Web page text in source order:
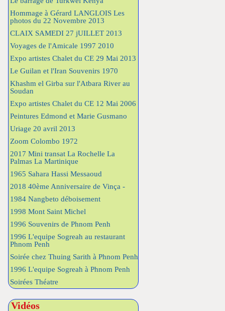
Hommage à Gérard LANGLOIS Les
photos du 22 Novembre 2013
CLAIX SAMEDI 27 jUILLET 2013
Voyages de l'Amicale 1997 2010
Expo artistes Chalet du CE 29 Mai 2013
Le Guilan et l'Iran Souvenirs 1970
Khashm el Girba sur l'Atbara River au
Soudan
Expo artistes Chalet du CE 12 Mai 2006
Peintures Edmond et Marie Gusmano
Uriage 20 avril 2013
Zoom Colombo 1972
2017 Mini transat La Rochelle La
Palmas La Martinique
1965 Sahara Hassi Messaoud
2018 40ème Anniversaire de Vinça -
1984 Nangbeto déboisement
1998 Mont Saint Michel
1996 Souvenirs de Phnom Penh
1996 L'equipe Sogreah au restaurant
Phnom Penh
Soirée chez Thuing Sarith à Phnom Penh
1996 L'equipe Sogreah à Phnom Penh
Soirées Théatre
Vidéos